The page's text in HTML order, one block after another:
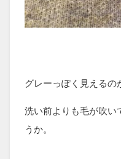
グレーっぽく見えるの
洗い前よりも毛が吹い
うか。